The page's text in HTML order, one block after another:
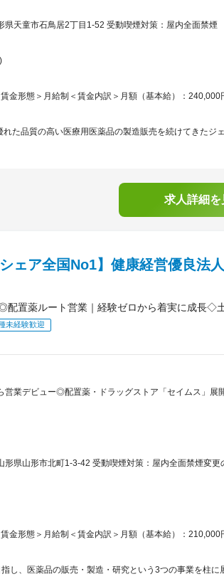
県天童市石鳥居2丁目1-52 受動喫煙対策：屋内全面禁煙
金形態＞月給制＜賃金内訳＞月額（基本給）：240,000
た品質の高い医療用医薬品の製造販売を続けてきたジ
求人詳細を
ェア全国No1】健康経営優良法
配置薬ルート営業｜経験ゼロから着実に成長◇
未経験歓迎
営業デビュー◎配置薬・ドラッグストア「セイムス」
形県山形市北町1-3-42 受動喫煙対策：屋内全面禁煙変
金形態＞月給制＜賃金内訳＞月額（基本給）：210,000
し、医薬品の販売・製造・研究という3つの事業を柱